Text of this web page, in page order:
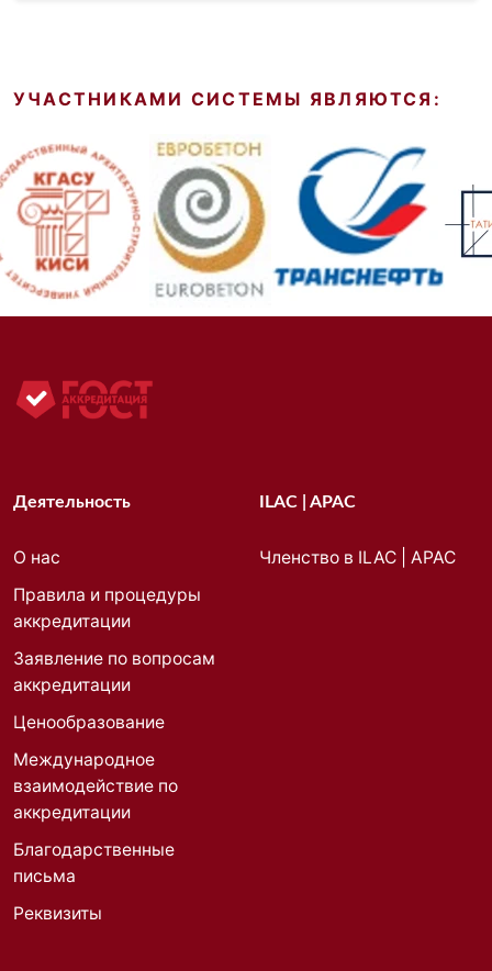
УЧАСТНИКАМИ СИСТЕМЫ ЯВЛЯЮТСЯ:
Деятельность
О нас
Правила и процедуры
аккредитации
Заявление по вопросам
аккредитации
Ценообразование
Международное
взаимодействие по
аккредитации
Благодарственные
письма
Реквизиты
ILAC | APAC
Членство в ILAC | APAC